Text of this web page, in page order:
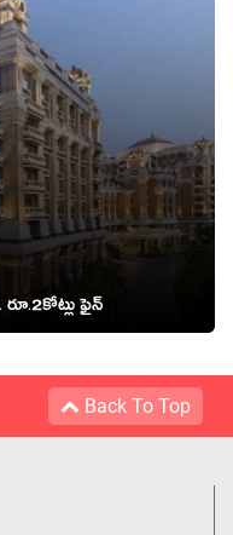
ఫైన్
Back To Top